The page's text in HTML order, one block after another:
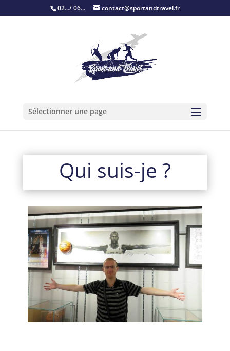
02.../ 06... contact@sportandtravel.fr
Sélectionner une page
Qui suis-je ?